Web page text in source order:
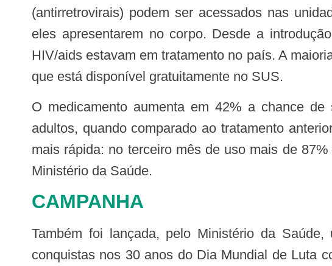
(antirretrovirais) podem ser acessados nas
eles apresentarem no corpo. Desde a
HIV/aids estavam em tratamento no país. A
que está disponível gratuitamente no SUS.
O medicamento aumenta em 42% a chance de supressão viral (que é diminuição da carga viral do HIV no sangue) entre
adultos, quando comparado ao tratamento
mais rápida: no terceiro mês de uso mais de
Ministério da Saúde.
CAMPANHA
Também foi lançada, pelo Ministério da Saúde, uma nova campanha publicitária contra a aids, que neste ano celebra as
conquistas nos 30 anos do Dia Mundial de Luta